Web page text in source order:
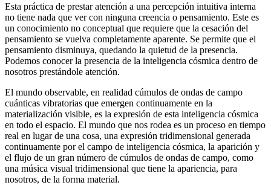
Esta práctica de prestar atención a una percepción intuitiva interna
no tiene nada que ver con ninguna creencia o pensamiento. Este es
un conocimiento no conceptual que requiere que la cesación del
pensamiento se vuelva completamente aparente. Se permite que el
pensamiento disminuya, quedando la quietud de la presencia.
Podemos conocer la presencia de la inteligencia cósmica dentro de
nosotros prestándole atención.
El mundo observable, en realidad cúmulos de ondas de campo
cuánticas vibratorias que emergen continuamente en la
materialización visible, es la expresión de esta inteligencia cósmica
en todo el espacio. El mundo que nos rodea es un proceso en tiempo
real en lugar de una cosa, una expresión tridimensional generada
continuamente por el campo de inteligencia cósmica, la aparición y
el flujo de un gran número de cúmulos de ondas de campo, como
una música visual tridimensional que tiene la apariencia, para
nosotros, de la forma material.